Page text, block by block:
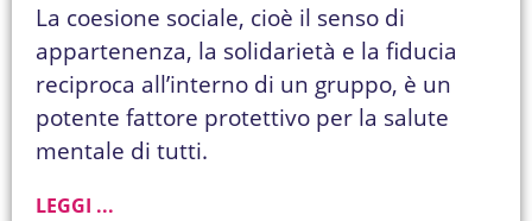
La coesione sociale, cioè il senso di
appartenenza, la solidarietà e la fiducia
reciproca all’interno di un gruppo, è un
potente fattore protettivo per la salute
mentale di tutti.
LEGGI ...